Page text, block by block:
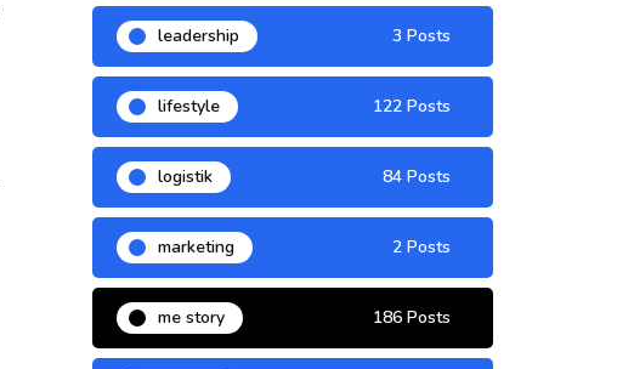
leadership 3 Posts
lifestyle 122 Posts
logistik 84 Posts
marketing 2 Posts
me story 186 Posts